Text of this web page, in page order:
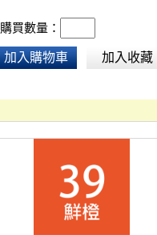
購買數量：
加入購物車 加入收藏